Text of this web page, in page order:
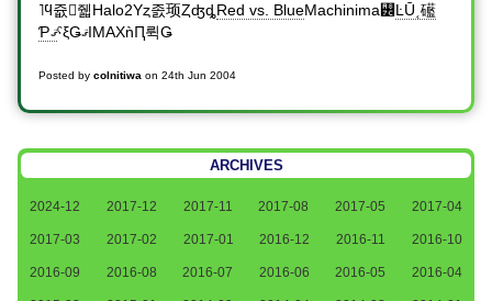
˥ϥ쥾줿Halo2Υȥ졼顼Ȥʤȡ Red vs. BlueMachinima꡼ĿŪ˱礷
Ƥޤ
ˤξǤޤIMAXǹԤ뤽Ǥ
Posted bycolnitiwa on24th Jun 2004
ARCHIVES
2024-12 2017-12 2017-11 2017-08 2017-05 2017-04
2017-03 2017-02 2017-01 2016-12 2016-11 2016-10
2016-09 2016-08 2016-07 2016-06 2016-05 2016-04